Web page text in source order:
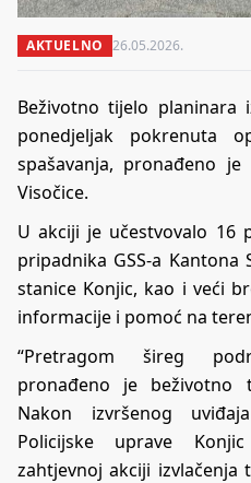
AKTUELNO 26.05.2026.
Beživotno tijelo
ponedjeljak pokrenuta
spašavanja, pronađeno
Visočice.
U akciji je učestvovalo 16
pripadnika GSS-a Kantona
stanice Konjic, kao i veći
informacije i pomoć na
“Pretragom šireg
pronađeno je beživotno
Nakon izvršenog
Policijske uprave
zahtjevnoj akciji